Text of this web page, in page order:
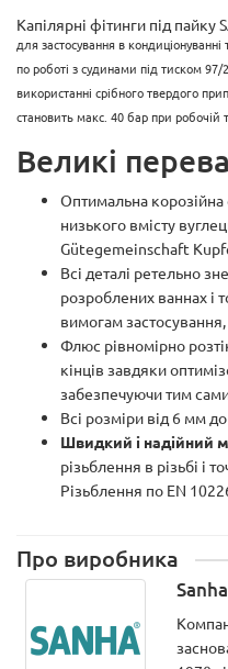
Капілярні фітинги під пайку
для застосування в
по роботі з судинами під тиском
використанні срібного твердого
становить макс. 40 бар при робочій
Великі
Оптимальна корозійна
низького вмісту
Gütegemeinschaft
Всі деталі ретельно
розроблених ваннах і
вимогам
Флюс рівномірно
кінців завдяки
забезпечуючи тим
Всі розміри від 6 мм
Швидкий і надійний
різьблення в різьбі і
Різьблення по EN
Про виробника
Sanha